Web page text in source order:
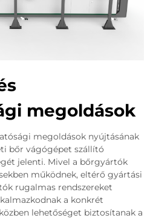
megoldások
megoldások nyújtásának
bőr vágógépet szállító
jelenti. Mivel a bőrgyártók
működnek, eltérő gyártási
rugalmas rendszereket
a konkrét
lehetőséget biztosítanak a